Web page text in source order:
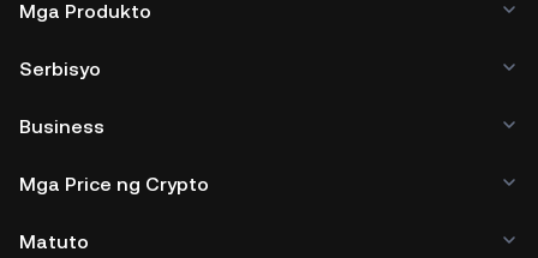
Mga Produkto
Serbisyo
Business
Mga Price ng Crypto
Matuto